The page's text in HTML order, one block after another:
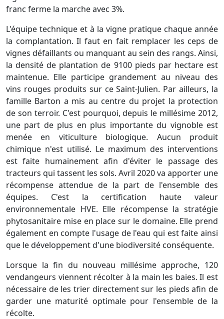
franc ferme la marche avec 3%.
L'équipe technique et à la vigne pratique chaque année
la complantation. Il faut en fait remplacer les ceps de
vignes défaillants ou manquant au sein des rangs. Ainsi,
la densité de plantation de 9100 pieds par hectare est
maintenue. Elle participe grandement au niveau des
vins rouges produits sur ce Saint-Julien. Par ailleurs, la
famille Barton a mis au centre du projet la protection
de son terroir. C'est pourquoi, depuis le millésime 2012,
une part de plus en plus importante du vignoble est
menée en viticulture biologique. Aucun produit
chimique n'est utilisé. Le maximum des interventions
est faite humainement afin d'éviter le passage des
tracteurs qui tassent les sols. Avril 2020 va apporter une
récompense attendue de la part de l'ensemble des
équipes. C'est la certification haute valeur
environnementale HVE. Elle récompense la stratégie
phytosanitaire mise en place sur le domaine. Elle prend
également en compte l'usage de l'eau qui est faite ainsi
que le développement d'une biodiversité conséquente.
Lorsque la fin du nouveau millésime approche, 120
vendangeurs viennent récolter à la main les baies. Il est
nécessaire de les trier directement sur les pieds afin de
garder une maturité optimale pour l'ensemble de la
récolte.